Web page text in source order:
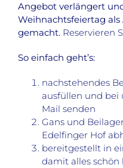
Angebot verlängert
Weihnachtsfeiertag
gemacht.Reservieren
So einfach geht’s:
nachstehendes
ausfüllen und bei
Mail senden
Gans und
Edelfinger Hof
bereitgestellt in
damit alles